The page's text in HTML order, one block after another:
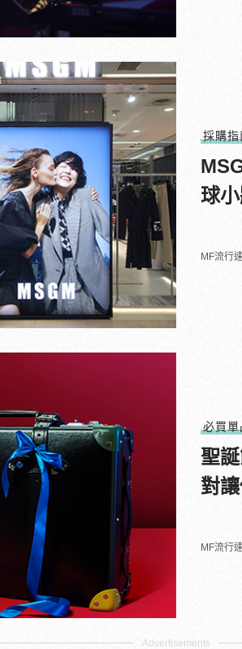
採購指
球
MF流行
必買單
聖
對
MF流行